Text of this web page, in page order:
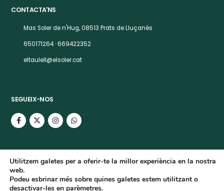
CONTACTA'NS
Mas Soler de n'Hug, 08513 Prats de Lluçanès
650171264 · 669422352
eltaulell@elsoler.cat
SEGUEIX-NOS
© copyright 2025. El Soler de n'Hug
Utilitzem galetes per a oferir-te la millor experiència en la nostra
web.
Podeu esbrinar més sobre quines galetes estem utilitzant o
desactivar-les en parèmetres.